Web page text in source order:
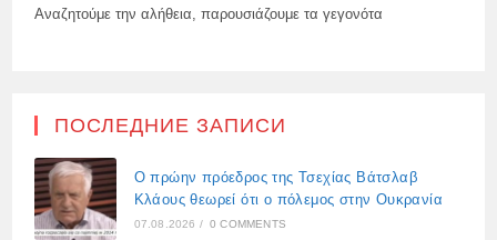
Αναζητούμε την αλήθεια, παρουσιάζουμε τα γεγονότα
ПОСЛЕДНИЕ ЗАПИСИ
Ο πρώην πρόεδρος της Τσεχίας Βάτσλαβ
Κλάους θεωρεί ότι ο πόλεμος στην Ουκρανία
07.08.2026 / 0 COMMENTS